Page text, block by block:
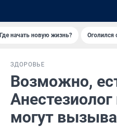
Где начать новую жизнь? Оголился
ЗДОРОВЬЕ
Возможно,
могут